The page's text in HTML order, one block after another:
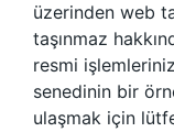
üzerinden web
taşınmaz
resmi
senedinin bir
ulaşmak için